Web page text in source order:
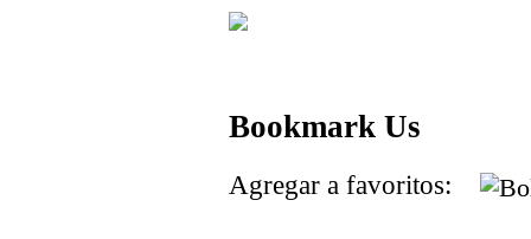
Bookmark Us
Agregar a favoritos: